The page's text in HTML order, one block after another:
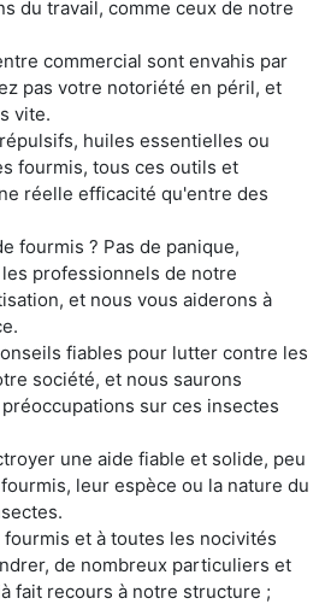
du travail, comme ceux de notre
commercial sont envahis par
pas votre notoriété en péril, et
vite.
huiles essentielles ou
fourmis, tous ces outils et
réelle efficacité qu'entre des
fourmis ? Pas de panique,
professionnels de notre
et nous vous aiderons à
fiables pour lutter contre les
société, et nous saurons
sur ces insectes
une aide fiable et solide, peu
leur espèce ou la nature du
et à toutes les nocivités
de nombreux particuliers et
fait recours à notre structure ;